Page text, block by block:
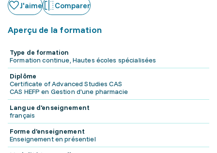
J'aime Comparer
Aperçu de la formation
Type de formation
Formation continue, Hautes écoles spécialisées
Diplôme
Certificate of Advanced Studies CAS
CAS HEFP en Gestion d'une pharmacie
Langue d'enseignement
français
Forme d'enseignement
Enseignement en présentiel